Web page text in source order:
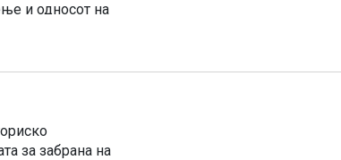
и односот на
април 1903
за забрана на